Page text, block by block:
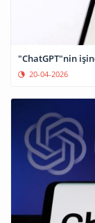
"ChatGPT"nin
20-04-2026